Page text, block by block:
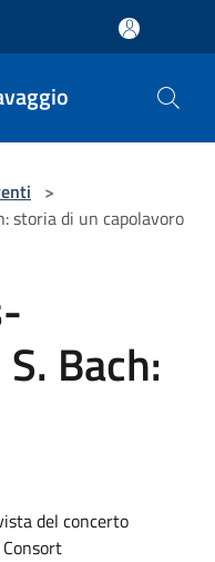
>
storia di un capolavoro
Bach:
del concerto